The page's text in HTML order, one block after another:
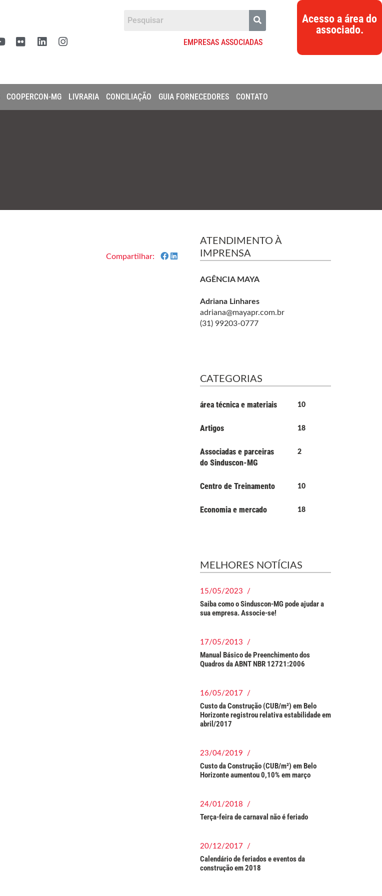
EMPRESAS ASSOCIADAS
Acesso a área do
associado.
COOPERCON-MG LIVRARIA CONCILIAÇÃO GUIA FORNECEDORES CONTATO
Compartilhar:
ATENDIMENTO À
IMPRENSA
AGÊNCIA MAYA
Adriana Linhares
adriana@mayapr.com.br
(31) 99203-0777
CATEGORIAS
área técnica e materiais 10
Artigos 18
Associadas e parceiras
do Sinduscon-MG
2
Centro de Treinamento 10
Economia e mercado 18
MELHORES NOTÍCIAS
15/05/2023 /
Saiba como o Sinduscon-MG pode ajudar a
sua empresa. Associe-se!
17/05/2013 /
Manual Básico de Preenchimento dos
Quadros da ABNT NBR 12721:2006
16/05/2017 /
Custo da Construção (CUB/m²) em Belo
Horizonte registrou relativa estabilidade em
abril/2017
23/04/2019 /
Custo da Construção (CUB/m²) em Belo
Horizonte aumentou 0,10% em março
24/01/2018 /
Terça-feira de carnaval não é feriado
20/12/2017 /
Calendário de feriados e eventos da
construção em 2018